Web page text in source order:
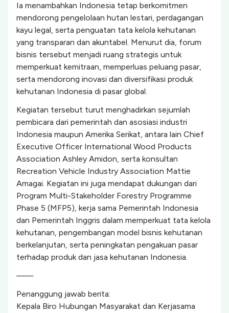
Ia menambahkan Indonesia tetap berkomitmen
mendorong pengelolaan hutan lestari, perdagangan
kayu legal, serta penguatan tata kelola kehutanan
yang transparan dan akuntabel. Menurut dia, forum
bisnis tersebut menjadi ruang strategis untuk
memperkuat kemitraan, memperluas peluang pasar,
serta mendorong inovasi dan diversifikasi produk
kehutanan Indonesia di pasar global.
Kegiatan tersebut turut menghadirkan sejumlah
pembicara dari pemerintah dan asosiasi industri
Indonesia maupun Amerika Serikat, antara lain Chief
Executive Officer International Wood Products
Association Ashley Amidon, serta konsultan
Recreation Vehicle Industry Association Mattie
Amagai. Kegiatan ini juga mendapat dukungan dari
Program Multi-Stakeholder Forestry Programme
Phase 5 (MFP5), kerja sama Pemerintah Indonesia
dan Pemerintah Inggris dalam memperkuat tata kelola
kehutanan, pengembangan model bisnis kehutanan
berkelanjutan, serta peningkatan pengakuan pasar
terhadap produk dan jasa kehutanan Indonesia.
───
Penanggung jawab berita:
Kepala Biro Hubungan Masyarakat dan Kerjasama